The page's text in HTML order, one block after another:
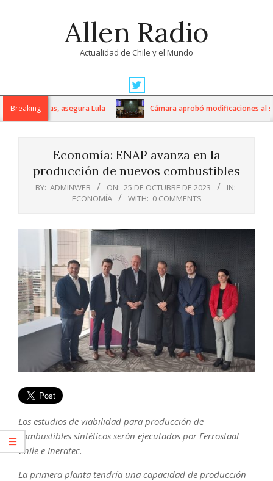
Allen Radio
Actualidad de Chile y el Mundo
Navigation
MenuBreaking
extranjeras, asegura Lula Cámara aprobó modificaciones al
Economía: ENAP avanza en la
producción de nuevos combustibles
BY: ADMINWEB ON: 25 DE OCTUBRE DE 2023
IN:
ECONOMÍA
WITH: 0 COMMENTS
Los estudios de viabilidad para producción de
combustibles sintéticos serán ejecutados por Ferrostaal
Chile e Ineratec.
La primera planta tendría una capacidad de producción